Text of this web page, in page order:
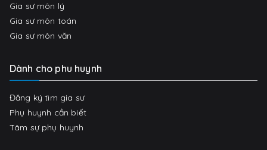
Gia sư môn lý
Gia sư môn toán
Gia sư môn văn
Dành cho phu huynh
Đăng ký tìm gia sư
Phụ huynh cần biết
Tâm sự phụ huynh